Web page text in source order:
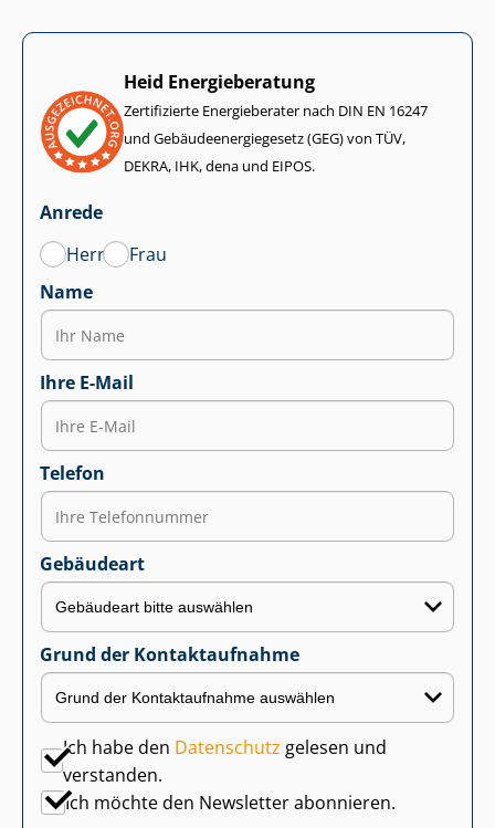
Heid Energieberatung
Zertifizierte Energieberater nach DIN EN 16247
und Ge­bäu­de­en­er­gie­ge­setz (GEG) von TÜV,
DEKRA, IHK, dena und EIPOS.
Anrede
Herr
Frau
Name
Ihre E-Mail
Telefon
Gebäudeart
Grund der Kontaktaufnahme
Ich habe den Datenschutz gelesen und
verstanden.
Ich möchte den Newsletter abonnieren.